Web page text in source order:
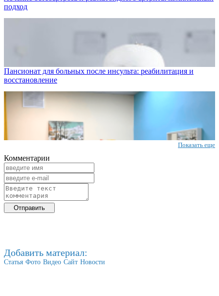
подход
Пансионат для больных после инсульта: реабилитация и
восстановление
Показать еще
Комментарии
Добавить материал:
Статья Фото Видео Сайт Новости